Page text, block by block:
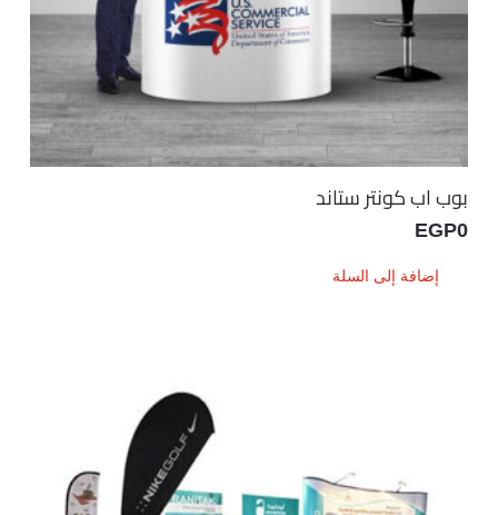
بوب اب كونتر ستاند
EGP0
إضافة إلى السلة